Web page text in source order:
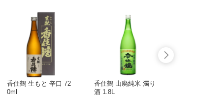
香住鶴 生もと 辛口 72
0ml
香住鶴 山廃純米 濁り
酒 1.8L